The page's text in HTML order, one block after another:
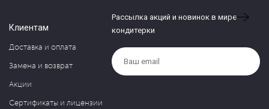
Клиентам
Доставка и оплата
Замена и возврат
Акции
Сертификаты и лицензии
Рассылка акций и новинок в мире
кондитерки